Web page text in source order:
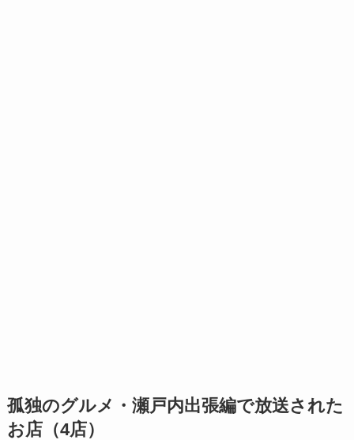
孤独のグルメ・瀬戸内出張編で放送された
お店（4店）